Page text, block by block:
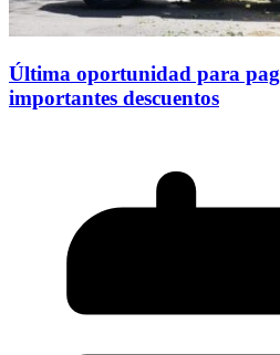
Última oportunidad para
importantes descuentos